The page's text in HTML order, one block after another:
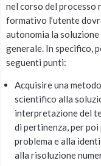
nel corso del
formativo l’utente
autonomia la soluzione
generale. In specifico,
seguenti punti:
Acquisire una
scientifico alla
interpretazione del
di pertinenza, per
problema e alla
alla risoluzione